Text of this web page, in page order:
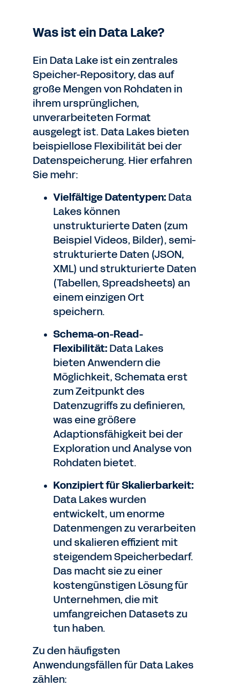
Was ist ein Data Lake?
Ein Data Lake ist ein zentrales
Speicher-Repository, das auf
große Mengen von Rohdaten in
ihrem ursprünglichen,
unverarbeiteten Format
ausgelegt ist. Data Lakes bieten
beispiellose Flexibilität bei der
Datenspeicherung. Hier erfahren
Sie mehr:
Vielfältige Datentypen:Data
Lakes können
unstrukturierte Daten (zum
Beispiel Videos, Bilder), semi-
strukturierte Daten (JSON,
XML) und strukturierte Daten
(Tabellen, Spreadsheets) an
einem einzigen Ort
speichern.
Schema-on-Read-
Flexibilität:Data Lakes
bieten Anwendern die
Möglichkeit, Schemata erst
zum Zeitpunkt des
Datenzugriffs zu definieren,
was eine größere
Adaptionsfähigkeit bei der
Exploration und Analyse von
Rohdaten bietet.
Konzipiert für Skalierbarkeit:
Data Lakes wurden
entwickelt, um enorme
Datenmengen zu verarbeiten
und skalieren effizient mit
steigendem Speicherbedarf.
Das macht sie zu einer
kostengünstigen Lösung für
Unternehmen, die mit
umfangreichen Datasets zu
tun haben.
Zu den häufigsten
Anwendungsfällen für Data Lakes
zählen: